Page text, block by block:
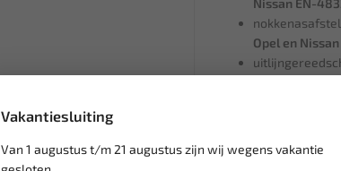
Vakantiesluiting
Van 1 augustus t/m 21 augustus zijn wij wegens vakantie
Nissan EN-
Opel en
MOT1773,
krukas
gereedschap